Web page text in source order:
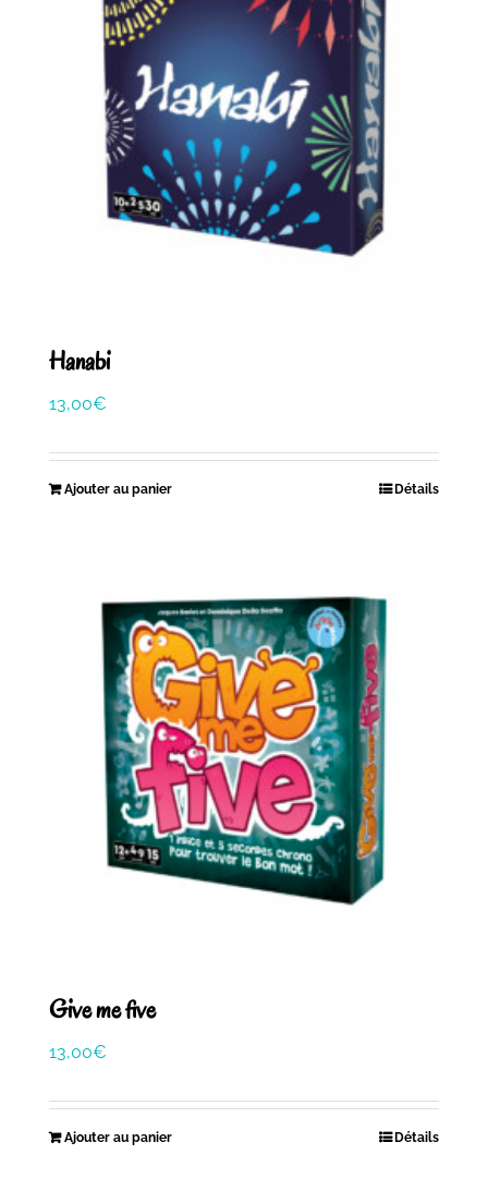
Hanabi
13,00€
Ajouter au panier Détails
Give me five
13,00€
Ajouter au panier Détails